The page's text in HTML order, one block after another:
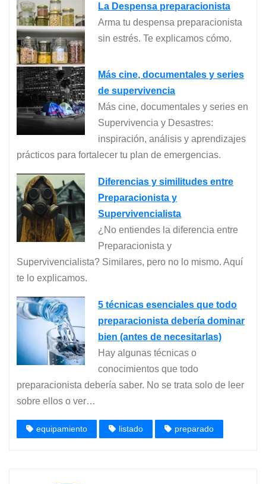
La Despensa preparacionista
Arma tu despensa preparacionista
sin estrés. Te explicamos cómo.
Más cine, documentales y series
de supervivencia
Más cine, documentales y series en
Supervivencia y Desastres:
inspiración, análisis y aprendizajes
prácticos para fortalecer tu plan de emergencias.
Diferencias y similitudes entre
Preparacionista y
Supervivencialista
¿No entiendes la diferencia entre
Preparacionista y
Supervivencialista? Similares, pero no lo mismo. Aquí
te lo explicamos.
5 técnicas esenciales que todo
preparacionista debería dominar
bien (antes de necesitarlas)
Hay algunas técnicas o
conocimientos que todo
preparacionista debería saber. No se trata solo de leer
sobre ellos o ver…
equipamiento listado preparado